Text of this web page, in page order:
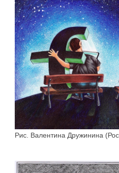
Рис. Валентина Дружинина